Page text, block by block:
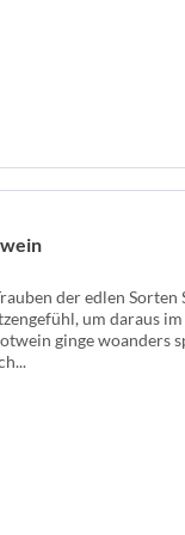
der edlen
um daraus im
ginge woanders